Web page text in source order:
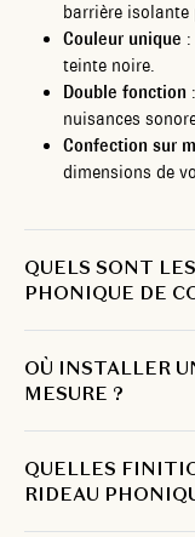
barrière isolante
Couleur unique
teinte noire.
Double fonction
nuisances
Confection sur
dimensions de
QUELS SONT
PHONIQUE DE
OÙ INSTALLER
MESURE ?
QUELLES
RIDEAU